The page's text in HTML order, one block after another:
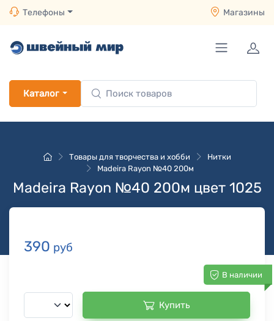
Телефоны Магазины
Каталог
Товары для творчества и хобби
Нитки
Madeira Rayon №40 200м
Madeira Rayon №40 200м цвет 1025
390 руб
В наличии
Купить